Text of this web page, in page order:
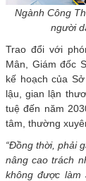
Ngành Công
người
Trao đổi với
Mân, Giám đốc
kế hoạch của
lậu, gian lận
tuệ đến năm
tâm, thường
“Đồng thời, phải
nâng cao trách
không được làm